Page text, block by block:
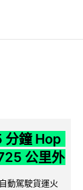
分鐘 Hop
公里外
動駕駛貨運火